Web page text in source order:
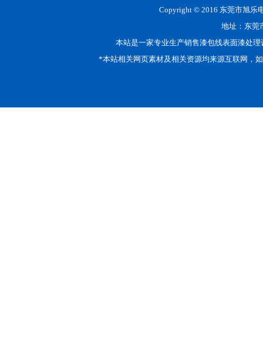
Copyright © 2016 东莞市旭乐
地址：东莞
本站是一家专业生产销售漆包线表面漆处
*本站相关网页素材及相关资源均来源互联网，